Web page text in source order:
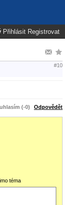
Přihlásit Registrovat
#10
(-0) Odpovědět
téma